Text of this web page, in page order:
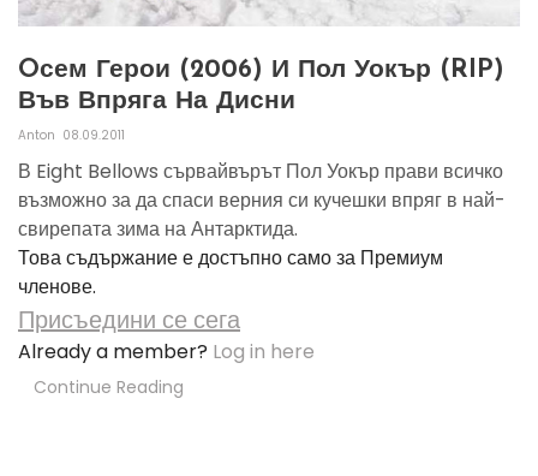
Oсем Герои (2006) И Пол Уокър (RIP)
Във Впряга На Дисни
Anton 08.09.2011
В Eight Bellows сървайвърът Пол Уокър прави всичко
възможно за да спаси верния си кучешки впряг в най-
свирепата зима на Антарктида.
Това съдържание е достъпно само за Премиум
членове.
Присъедини се сега
Already a member? Log in here
Continue Reading